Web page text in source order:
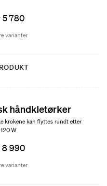
5 780
varianter
håndkletørker
krokene kan flyttes rundt etter
W
8 990
varianter